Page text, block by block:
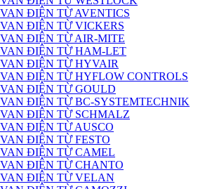
VAN ĐIỆN TỪ AVENTICS
VAN ĐIỆN TỪ VICKERS
VAN ĐIỆN TỪ AIR-MITE
VAN ĐIỆN TỪ HAM-LET
VAN ĐIỆN TỪ HYVAIR
VAN ĐIỆN TỪ HYFLOW CONTROLS
VAN ĐIỆN TỪ GOULD
VAN ĐIỆN TỪ BC-SYSTEMTECHNIK
VAN ĐIỆN TỪ SCHMALZ
VAN ĐIỆN TỪ AUSCO
VAN ĐIỆN TỪ FESTO
VAN ĐIỆN TỪ CAMEL
VAN ĐIỆN TỪ CHANTO
VAN ĐIỆN TỪ VELAN